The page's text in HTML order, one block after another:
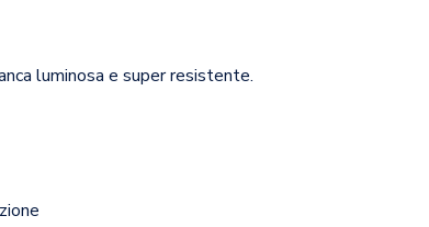
luminosa e super resistente.